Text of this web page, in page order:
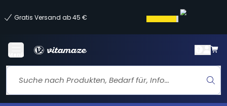
Gratis Versand ab 45 €
Menü